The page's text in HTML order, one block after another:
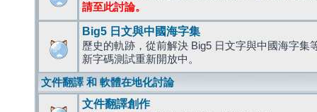
請至此討論。
Big5 日文與中國海字集
歷史的軌跡，從前解決 Big5 日文字與中國海字集
新字碼測試重新開放中。
文件翻譯 和 軟體在地化討論
文件翻譯創作